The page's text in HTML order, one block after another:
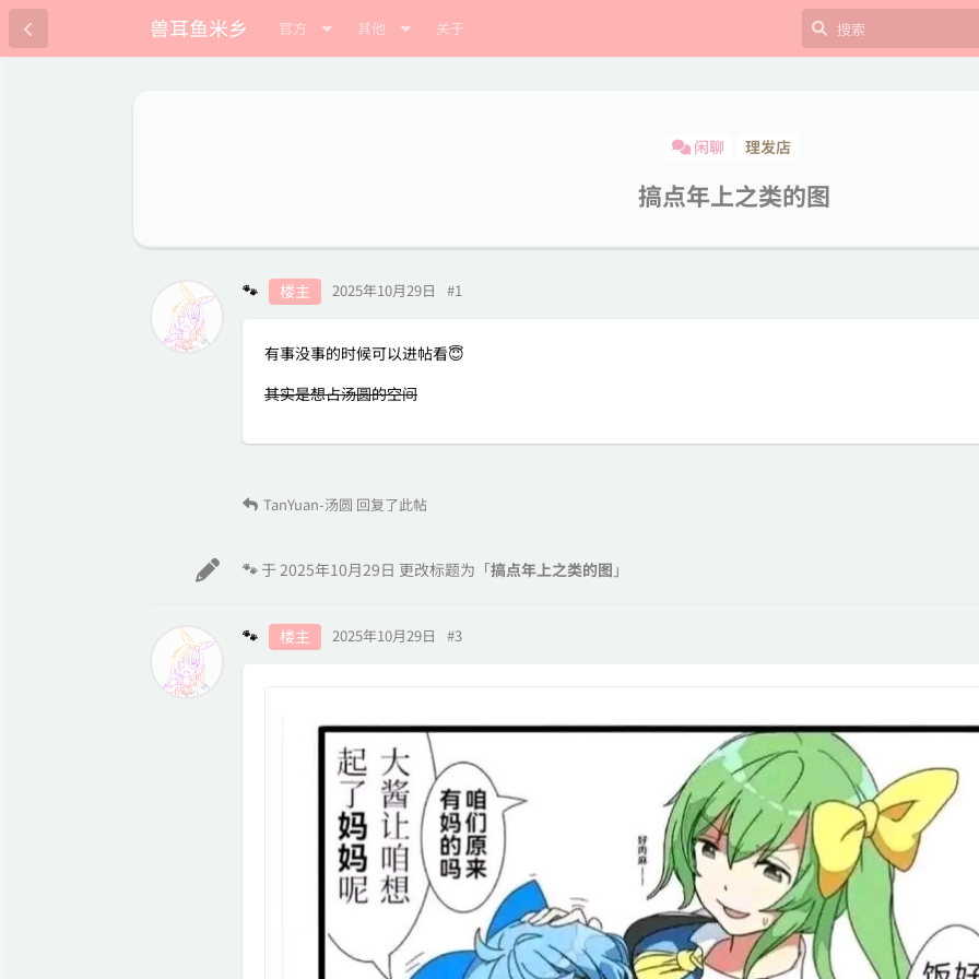
兽耳鱼米乡 官方 其他 关于
闲聊 理发店
搞点年上之类的图
🐾 楼主 2025年10月29日 #1
有事没事的时候可以进帖看😇
其实是想占汤圆的空间
TanYuan-汤圆 回复了此帖
🐾于 2025年10月29日 更改标题为「搞点年上之类的图 」
🐾 楼主 2025年10月29日 #3